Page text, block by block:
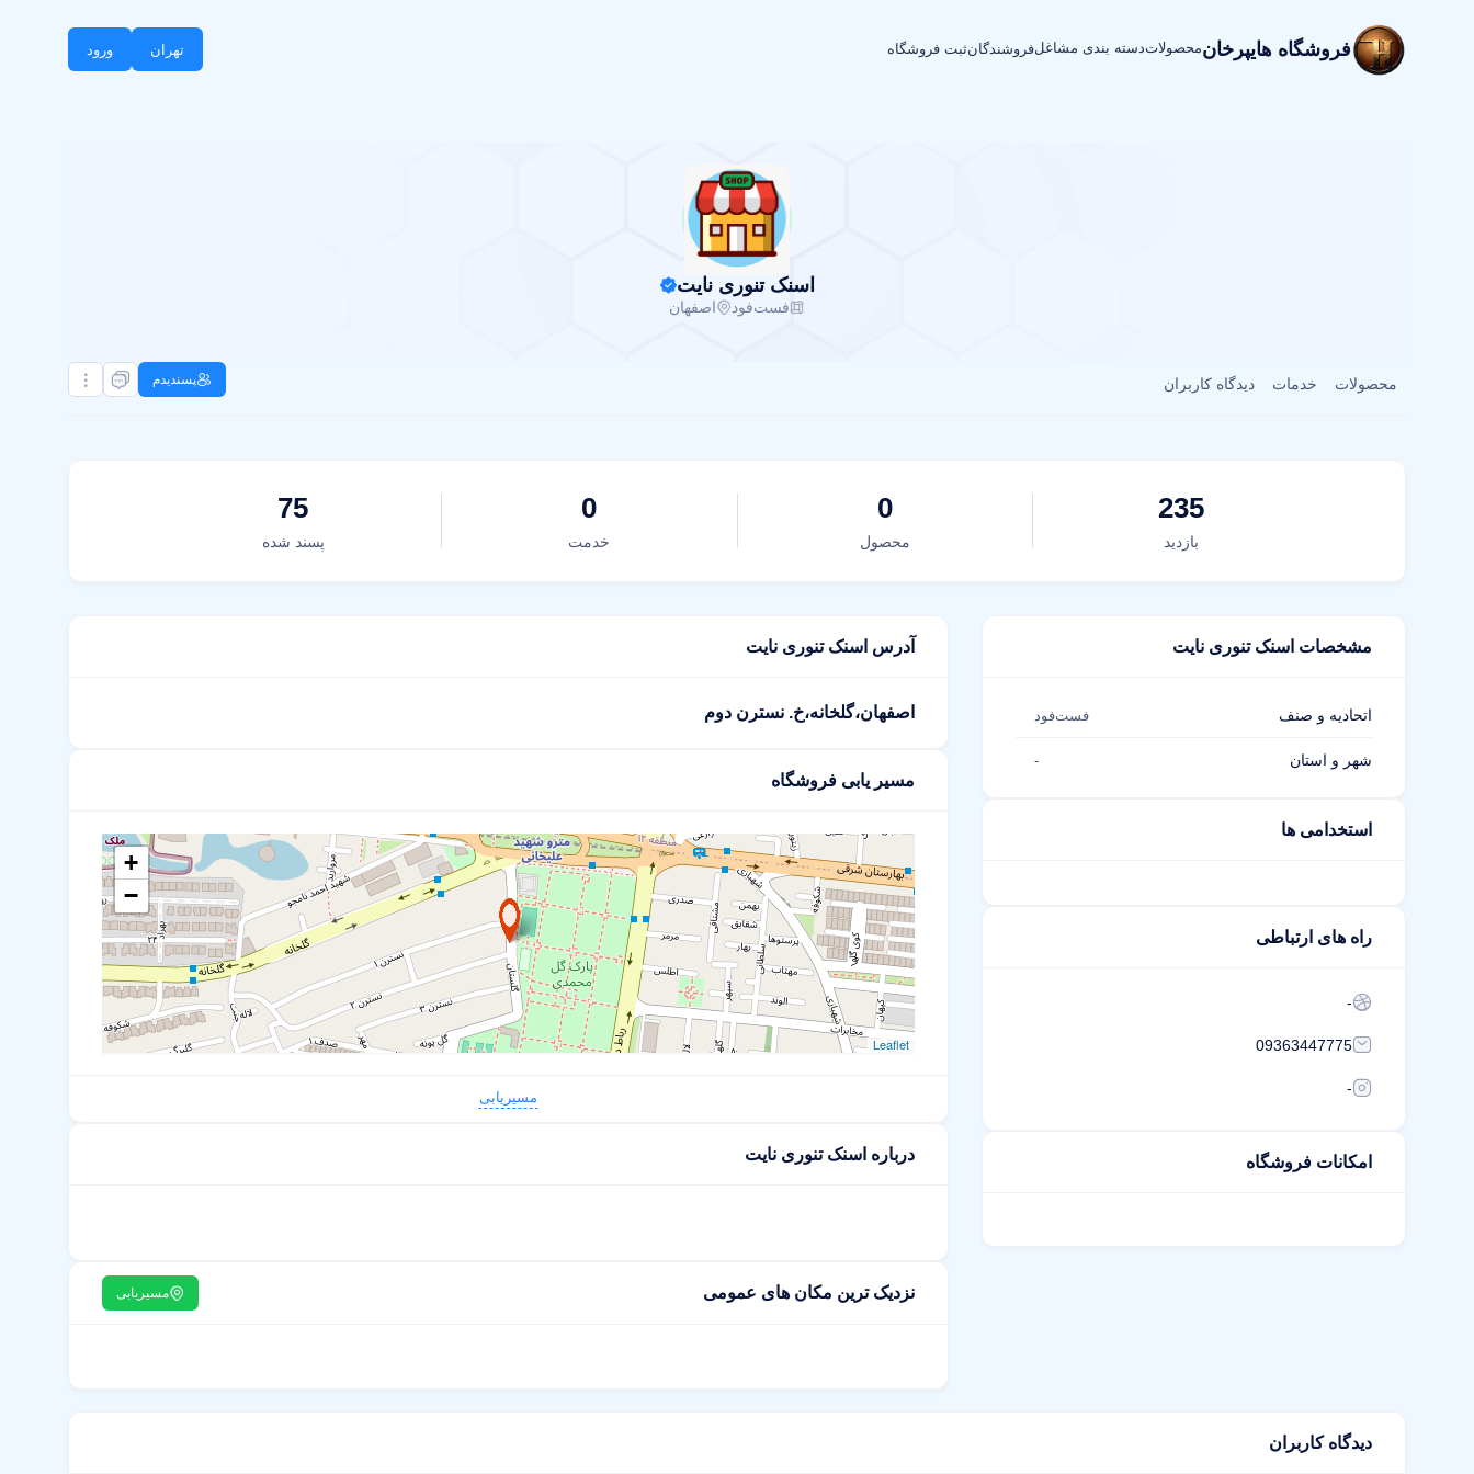
فروشگاه هایپرخانمحصولاتدسته بندی مشاغلفروشندگانثبت فروشگاه تهران ورود
اسنک تنوری نایت
فست‌فود اصفهان
محصولات خدمات دیدگاه کاربران پسندیدم
235
بازدید
0
محصول
0
خدمت
75
پسند شده
مشخصات اسنک تنوری نایت
اتحادیه و صنف فست‌فود
شهر و استان -
استخدامی ها
راه های ارتباطی
-
09363447775
-
امکانات فروشگاه
آدرس اسنک تنوری نایت
اصفهان،گلخانه،خ. نسترن دوم
مسیر یابی فروشگاه
+
−
Leaflet
مسیریابی
درباره اسنک تنوری نایت
نزدیک ترین مکان های عمومی مسیریابی
دیدگاه کاربران